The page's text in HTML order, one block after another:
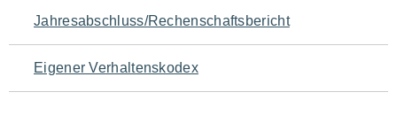
Jahresabschluss/Rechenschaftsbericht
Eigener Verhaltenskodex